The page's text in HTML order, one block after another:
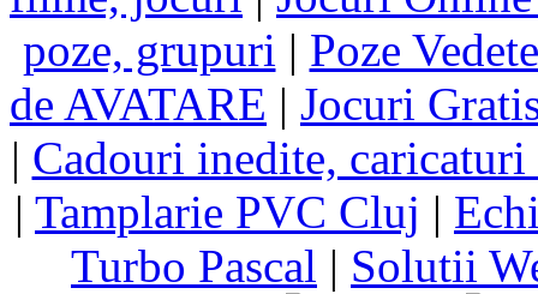
poze, grupuri | Poze
de AVATARE | Jocuri
| Cadouri inedite,
| Tamplarie PVC Cluj |
Turbo Pascal | Solutii